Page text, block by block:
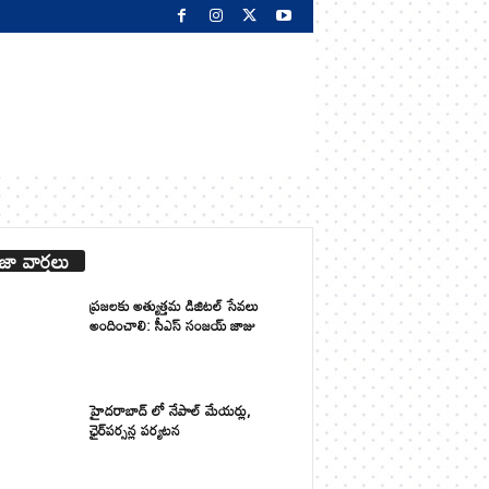
వార్తలు
ప్రజలకు అత్యుత్తమ డిజిటల్ సేవలు
అందించాలి: సీఎస్ సంజయ్ జాజు
హైదరాబాద్ లో నేపాల్ మేయర్లు,
ఛైర్‌పర్సన్ల పర్యటన